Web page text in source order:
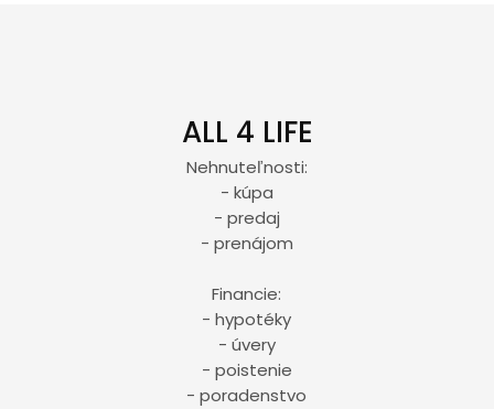
ALL 4 LIFE
Nehnuteľnosti:
- kúpa
- predaj
- prenájom
Financie:
- hypotéky
- úvery
- poistenie
- poradenstvo